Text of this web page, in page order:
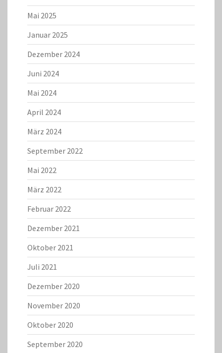
Mai 2025
Januar 2025
Dezember 2024
Juni 2024
Mai 2024
April 2024
März 2024
September 2022
Mai 2022
März 2022
Februar 2022
Dezember 2021
Oktober 2021
Juli 2021
Dezember 2020
November 2020
Oktober 2020
September 2020